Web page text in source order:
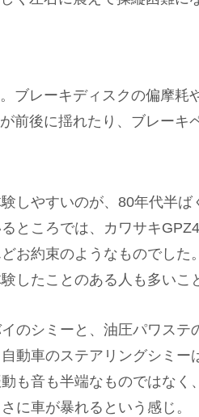
ブレーキディスクの偏摩耗
前後に揺れたり、ブレーキ
しやすいのが、80年代半
ところでは、カワサキ
お約束のようなものでした
したことのある人も多いこ
のシミーと、油圧パワステ
動車のステアリングシミー
も音も半端なものではなく
に車が暴れるという感じ。